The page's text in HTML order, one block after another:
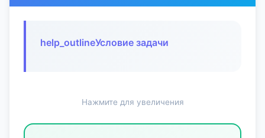
help_outlineУсловие задачи
Нажмите для увеличения